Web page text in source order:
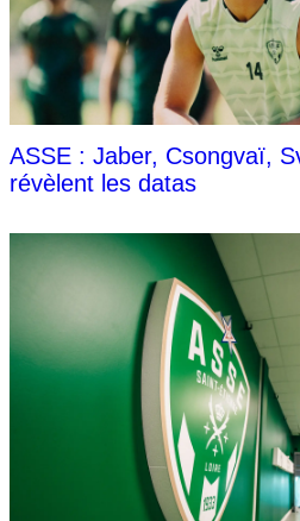
ASSE : Jaber, Csongvaï,
révèlent les datas